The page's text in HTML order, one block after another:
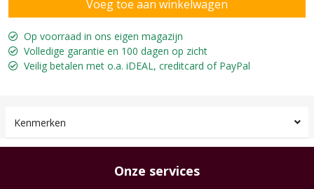
Op voorraad in ons eigen magazijn
Volledige garantie en 100 dagen op zicht
Veilig betalen met o.a. iDEAL, creditcard of PayPal
Kenmerken
Onze services